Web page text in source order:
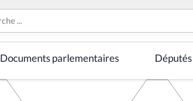
Documents parlementaires Députés